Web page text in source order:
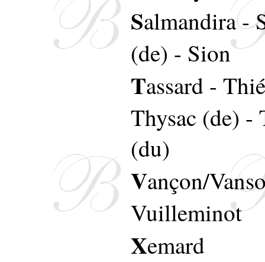
Salmandira-
(de) - Sion
Tassard -
Thysac (de) -
(du)
Vançon/
Vuilleminot
Xemard